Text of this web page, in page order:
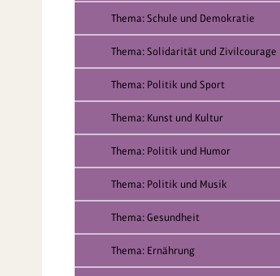
Thema: Schule und Demokratie
Thema: Solidarität und Zivilcourage
Thema: Politik und Sport
Thema: Kunst und Kultur
Thema: Politik und Humor
Thema: Politik und Musik
Thema: Gesundheit
Thema: Ernährung